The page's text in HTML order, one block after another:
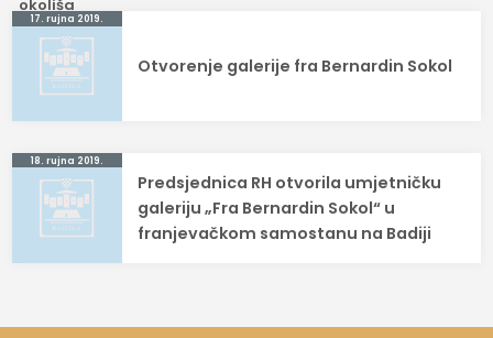
Navigacija
objava
17. rujna 2019.
Otvorenje galerije fra Bernardin Sokol
18. rujna 2019.
Predsjednica RH otvorila umjetničku
galeriju „Fra Bernardin Sokol“ u
franjevačkom samostanu na Badiji